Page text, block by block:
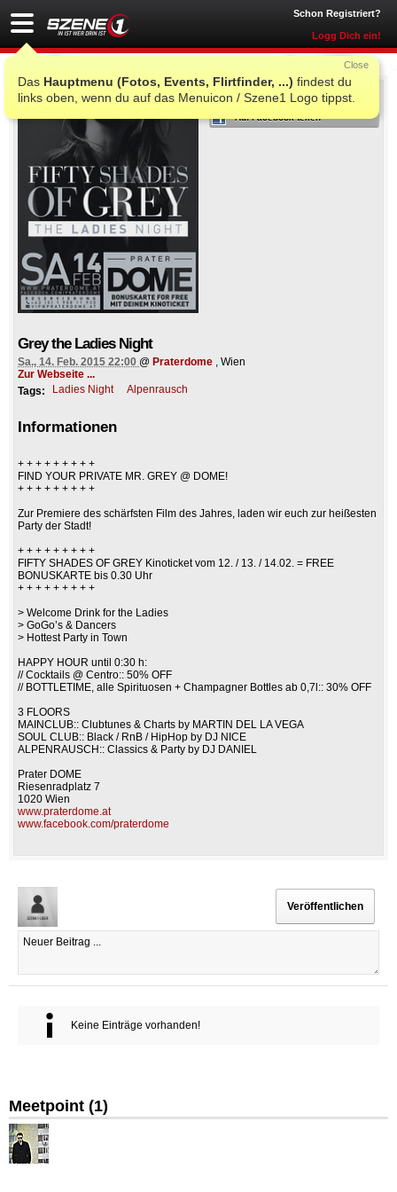
Schon Registriert?
Logg Dich ein!
Das Hauptmenu (Fotos, Events, Flirtfinder, ...) findest du
links oben, wenn du auf das Menuicon / Szene1 Logo tippst.
Close
ICH WAR AUCH DORT
Auf Facebook teilen
Grey the Ladies Night
Sa., 14. Feb. 2015 22:00 @ Praterdome , Wien
Zur Webseite ...
Tags:
Ladies Night Alpenrausch
Informationen
+ + + + + + + + +
FIND YOUR PRIVATE MR. GREY @ DOME!
+ + + + + + + + +
Zur Premiere des schärfsten Film des Jahres, laden wir euch zur heißesten
Party der Stadt!
+ + + + + + + + +
FIFTY SHADES OF GREY Kinoticket vom 12. / 13. / 14.02. = FREE
BONUSKARTE bis 0.30 Uhr
+ + + + + + + + +
> Welcome Drink for the Ladies
> GoGo’s & Dancers
> Hottest Party in Town
HAPPY HOUR until 0:30 h:
// Cocktails @ Centro:: 50% OFF
// BOTTLETIME, alle Spirituosen + Champagner Bottles ab 0,7l:: 30% OFF
3 FLOORS
MAINCLUB:: Clubtunes & Charts by MARTIN DEL LA VEGA
SOUL CLUB:: Black / RnB / HipHop by DJ NICE
ALPENRAUSCH:: Classics & Party by DJ DANIEL
Prater DOME
Riesenradplatz 7
1020 Wien
www.praterdome.at
www.facebook.com/praterdome
Keine Einträge vorhanden!
Meetpoint (1)